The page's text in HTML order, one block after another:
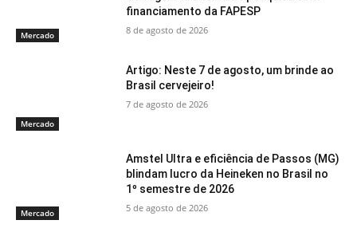
Mercado
financiamento da FAPESP
8 de agosto de 2026
Mercado
Artigo: Neste 7 de agosto, um brinde ao
Brasil cervejeiro!
7 de agosto de 2026
Mercado
Amstel Ultra e eficiência de Passos (MG)
blindam lucro da Heineken no Brasil no
1º semestre de 2026
5 de agosto de 2026